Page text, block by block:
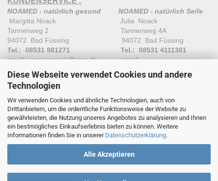
Diese Webseite verwendet Cookies und andere
Technologien
Wir verwenden Cookies und ähnliche Technologien, auch von
Drittanbietern, um die ordentliche Funktionsweise der Website zu
gewährleisten, die Nutzung unseres Angebotes zu analysieren und Ihnen
ein bestmögliches Einkaufserlebnis bieten zu können. Weitere
Informationen finden Sie in unserer Datenschutzerklärung.
Alle Akzeptieren
NOAMED - natürlich gesund
NOAMED - natürlich Seife
Margitta Noack Julia Noack
Tannenweg 2 Tannenweg 4A
94072 Bad Füssing 94072 Bad Füssing
Tel.: 08531 981271
Tel.: 08531 4111301
email: wassernoack@gmx.de email:
natuerlichseife@gmx.de